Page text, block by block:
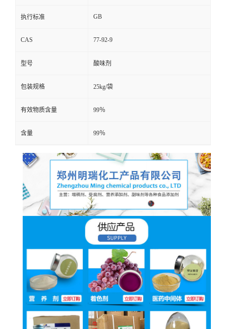
执行标准 GB
CAS 77-92-9
型号 酸味剂
包装规格 25kg/袋
有效物质含量 99％
含量 99％